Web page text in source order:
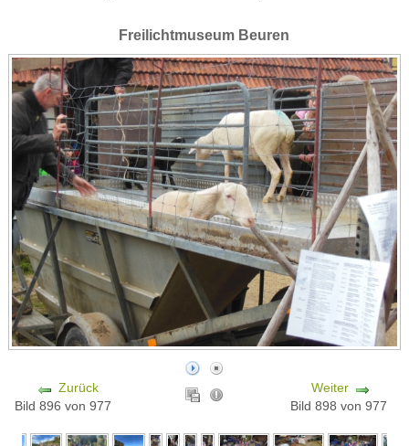
Freilichtmuseum Beuren
Zurück
Bild 896 von 977
Weiter
Bild 898 von 977